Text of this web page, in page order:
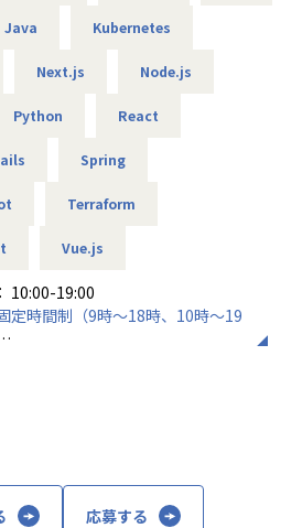
開発において、技術的な観点から
・1on1・評価・目標設定などのピ
て、チーム全体の成果とメンバー
。
目標設定
（関係性・役割分担・心理的安全
・採用計画など）
要件ヒアリング・技術的な意思決
Java Kubernetes
Next.js Node.js
Python React
Spring
Terraform
Vue.js
10:00-19:00
定時間制（9時～18時、10時～19
分
応募する